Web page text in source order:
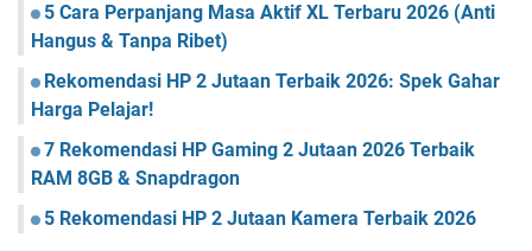
5 Cara Perpanjang Masa Aktif XL Terbaru 2026 (Anti
Hangus & Tanpa Ribet)
Rekomendasi HP 2 Jutaan Terbaik 2026: Spek Gahar
Harga Pelajar!
7 Rekomendasi HP Gaming 2 Jutaan 2026 Terbaik
RAM 8GB & Snapdragon
5 Rekomendasi HP 2 Jutaan Kamera Terbaik 2026